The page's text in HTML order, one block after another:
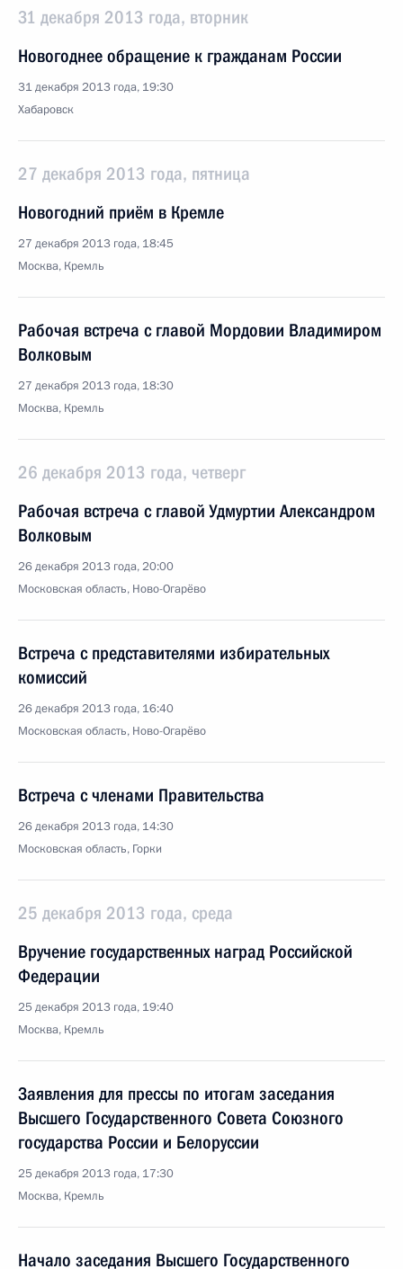
31 декабря 2013 года, вторник
Новогоднее обращение к гражданам России
31 декабря 2013 года, 19:30
Хабаровск
27 декабря 2013 года, пятница
Новогодний приём в Кремле
27 декабря 2013 года, 18:45
Москва, Кремль
Рабочая встреча с главой Мордовии Владимиром
Волковым
27 декабря 2013 года, 18:30
Москва, Кремль
26 декабря 2013 года, четверг
Рабочая встреча с главой Удмуртии Александром
Волковым
26 декабря 2013 года, 20:00
Московская область, Ново-Огарёво
Встреча с представителями избирательных
комиссий
26 декабря 2013 года, 16:40
Московская область, Ново-Огарёво
Встреча с членами Правительства
26 декабря 2013 года, 14:30
Московская область, Горки
25 декабря 2013 года, среда
Вручение государственных наград Российской
Федерации
25 декабря 2013 года, 19:40
Москва, Кремль
Заявления для прессы по итогам заседания
Высшего Государственного Совета Союзного
государства России и Белоруссии
25 декабря 2013 года, 17:30
Москва, Кремль
Начало заседания Высшего Государственного